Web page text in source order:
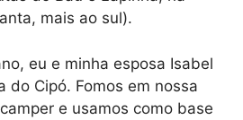
mais ao sul).
eu e minha esposa Isabel
do Cipó. Fomos em nossa
e usamos como base